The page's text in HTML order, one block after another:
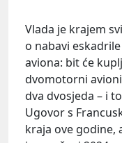
Vlada je krajem
o nabavi
aviona: bit će
dvomotorni avioni
dva dvosjeda – i
Ugovor s
kraja ove godine,